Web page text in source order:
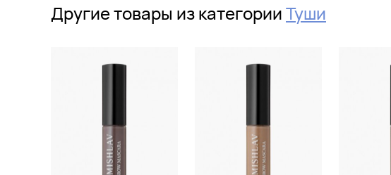
Другие товары из категорииТуши